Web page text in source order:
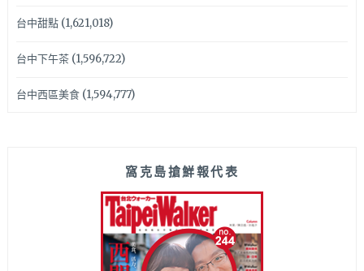
台中甜點(1,621,018)
台中下午茶(1,596,722)
台中西區美食(1,594,777)
窩克島搶鮮報代表